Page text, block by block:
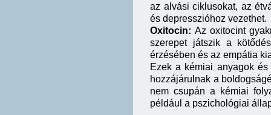
az alvási ciklusokat, az
és depresszióhoz vezethet.
Oxitocin:Az oxitocint
szerepet játszik a
érzésében és az empátia
Ezek a kémiai anyagok
hozzájárulnak a
nem csupán a kémiai
például a pszichológiai